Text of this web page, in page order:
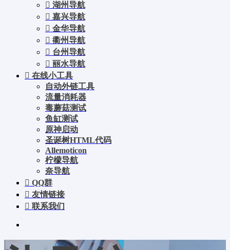
湖州导航
嘉兴导航
金华导航
衢州导航
台州导航
丽水导航
在线小工具
自动外链工具
流量消耗器
毒蘑菇测试
鱼缸测试
原神启动
圣诞树HTML代码
Allemoticon
柠檬导航
奈导航
QQ群
友情链接
联系我们